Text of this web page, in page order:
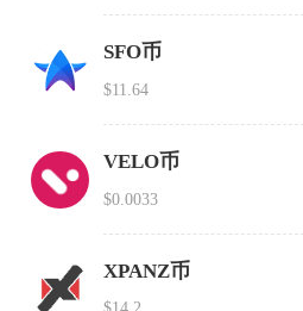
SFO币
$11.64
VELO币
$0.0033
XPANZ币